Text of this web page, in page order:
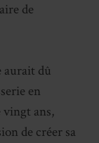
de
dû
en
vingt ans,
de créer sa